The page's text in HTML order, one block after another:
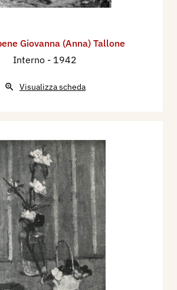
Giovanna (Anna) Tallone
Interno - 1942
Visualizza scheda